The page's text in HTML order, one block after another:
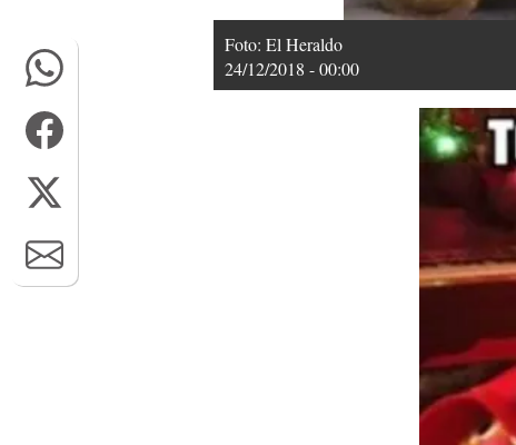
Foto: El Heraldo
24/12/2018 - 00:00